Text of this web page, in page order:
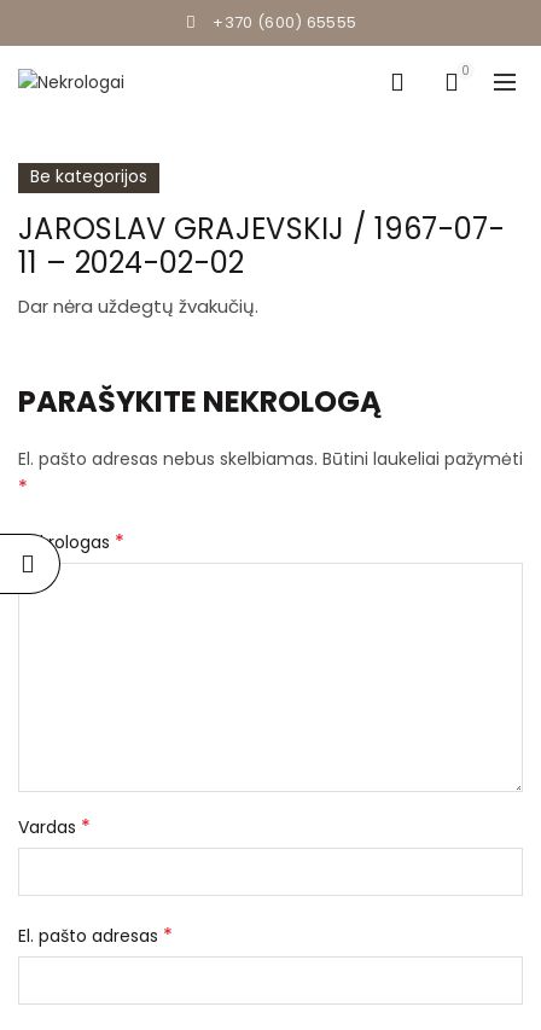
+370 (600) 65555
0
Be kategorijos
JAROSLAV GRAJEVSKIJ / 1967-07-
11 – 2024-02-02
Dar nėra uždegtų žvakučių.
PARAŠYKITE NEKROLOGĄ
El. pašto adresas nebus skelbiamas. Būtini laukeliai pažymėti
*
Nekrologas *
Vardas *
El. pašto adresas *